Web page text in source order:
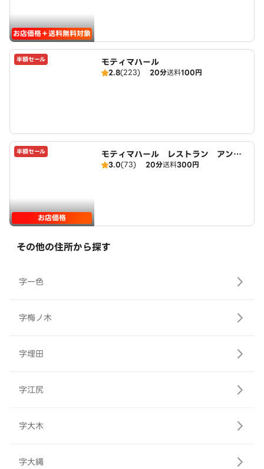
お店価格＋送料無料対象
半額セール モティマハール
2.8(223) 20分送料100円
半額セール
お店価格
モティマハール レストラン アンド
バー
3.0(73) 20分送料300円
その他の住所から探す
字一色
字梅ノ木
字埋田
字江尻
字大木
字大縄